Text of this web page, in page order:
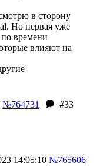
в сторону
Но первая уже
времени
влияют на
№764731
#33
14:05:10 №765606